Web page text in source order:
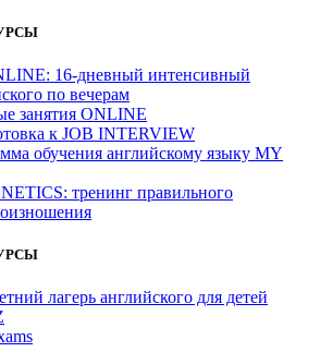
16-дневный интенсивный
по вечерам
занятия ONLINE
к JOB INTERVIEW
обучения английскому языку MY
тренинг правильного
лагерь английского для детей